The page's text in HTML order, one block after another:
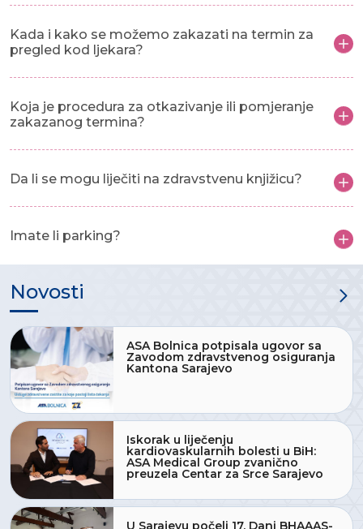
Kada i kako se možemo zakazati na termin za
pregled kod ljekara?
Koja je procedura za otkazivanje ili pomjeranje
zakazanog termina?
Da li se mogu liječiti na zdravstvenu knjižicu?
Imate li parking?
Novosti
ASA Bolnica potpisala ugovor sa
Zavodom zdravstvenog osiguranja
Kantona Sarajevo
Iskorak u liječenju
kardiovaskularnih bolesti u BiH:
ASA Medical Group zvanično
preuzela Centar za Srce Sarajevo
U Sarajevu počeli 17. Dani BHAAAS-